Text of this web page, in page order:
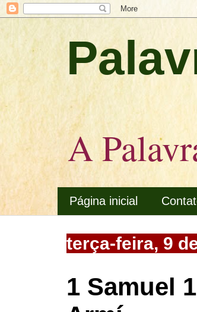
A
Página inicial
terça-feira, 9
1 Samuel